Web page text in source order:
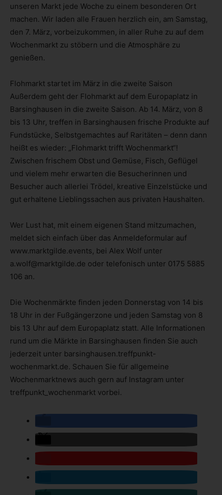
unseren Markt jede Woche zu einem besonderen Ort
machen. Wir laden alle Frauen herzlich ein, am Samstag,
den 7. März, vorbeizukommen, in aller Ruhe zu auf dem
Wochenmarkt zu stöbern und die Atmosphäre zu
genießen.
Flohmarkt startet im März in die zweite Saison
Außerdem geht der Flohmarkt auf dem Europaplatz in
Barsinghausen in die zweite Saison. Ab 14. März, von 8
bis 13 Uhr, treffen in Barsinghausen frische Produkte auf
Fundstücke, Selbstgemachtes auf Raritäten – denn dann
heißt es wieder: „Flohmarkt trifft Wochenmarkt“!
Zwischen frischem Obst und Gemüse, Fisch, Geflügel
und vielem mehr erwarten die Besucherinnen und
Besucher auch allerlei Trödel, kreative Einzelstücke und
gut erhaltene Lieblingssachen aus privaten Haushalten.
Wer Lust hat, mit einem eigenen Stand mitzumachen,
meldet sich einfach über das Anmeldeformular auf
www.marktgilde.events, bei Alex Wolf unter
a.wolf@marktgilde.de oder telefonisch unter 0175 5885
106 an.
Die Wochenmärkte finden jeden Donnerstag von 14 bis
18 Uhr in der Fußgängerzone und jeden Samstag von 8
bis 13 Uhr auf dem Europaplatz statt. Alle Informationen
rund um die Märkte in Barsinghausen finden Sie auch
jederzeit unter barsinghausen.treffpunkt-
wochenmarkt.de. Schauen Sie für allgemeine
Wochenmarktnews auch gern auf Instagram unter
treffpunkt_wochenmarkt vorbei.